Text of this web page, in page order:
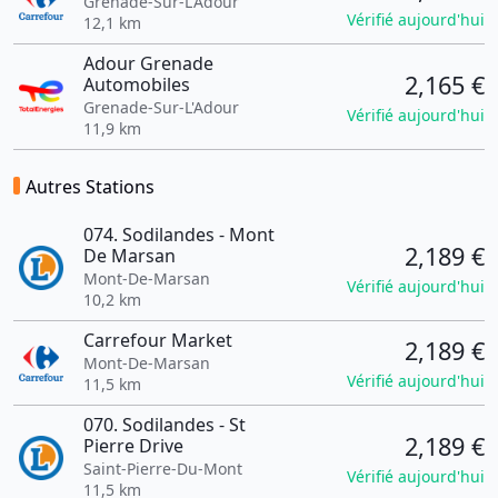
12,1 km
Vérifié aujourd'hui
Adour Grenade
Automobiles
Grenade-Sur-L'Adour
11,9 km
2,165 €
Vérifié aujourd'hui
Autres Stations
074. Sodilandes - Mont
De Marsan
Mont-De-Marsan
10,2 km
2,189 €
Vérifié aujourd'hui
Carrefour Market
Mont-De-Marsan
11,5 km
2,189 €
Vérifié aujourd'hui
070. Sodilandes - St
Pierre Drive
Saint-Pierre-Du-Mont
11,5 km
2,189 €
Vérifié aujourd'hui